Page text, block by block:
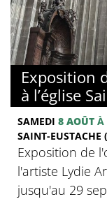
Exposition
à l’église
SAMEDI 8 AOÛT À
SAINT-EUSTACHE
Exposition de
l'artiste Lydie
jusqu'au 29